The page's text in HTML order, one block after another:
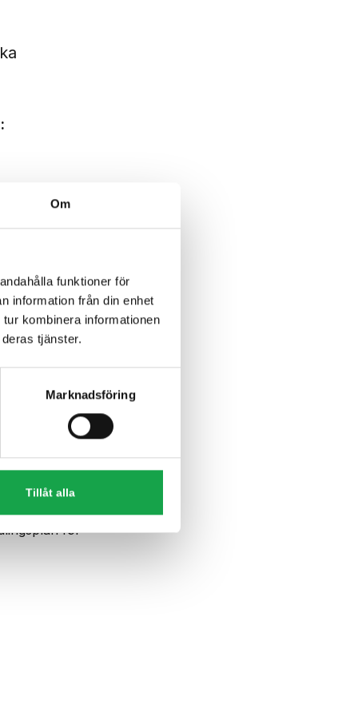
Om
funktioner för
information från din enhet
kombinera informationen
tjänster.
Marknadsföring
Tillåt alla
att:
för